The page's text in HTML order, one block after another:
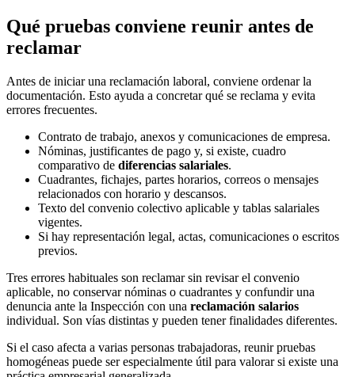
Qué pruebas conviene reunir antes de
reclamar
Antes de iniciar una reclamación laboral, conviene ordenar la
documentación. Esto ayuda a concretar qué se reclama y evita
errores frecuentes.
Contrato de trabajo, anexos y comunicaciones de empresa.
Nóminas, justificantes de pago y, si existe, cuadro
comparativo de diferencias salariales.
Cuadrantes, fichajes, partes horarios, correos o mensajes
relacionados con horario y descansos.
Texto del convenio colectivo aplicable y tablas salariales
vigentes.
Si hay representación legal, actas, comunicaciones o escritos
previos.
Tres errores habituales son reclamar sin revisar el convenio
aplicable, no conservar nóminas o cuadrantes y confundir una
denuncia ante la Inspección con una reclamación salarios
individual. Son vías distintas y pueden tener finalidades diferentes.
Si el caso afecta a varias personas trabajadoras, reunir pruebas
homogéneas puede ser especialmente útil para valorar si existe una